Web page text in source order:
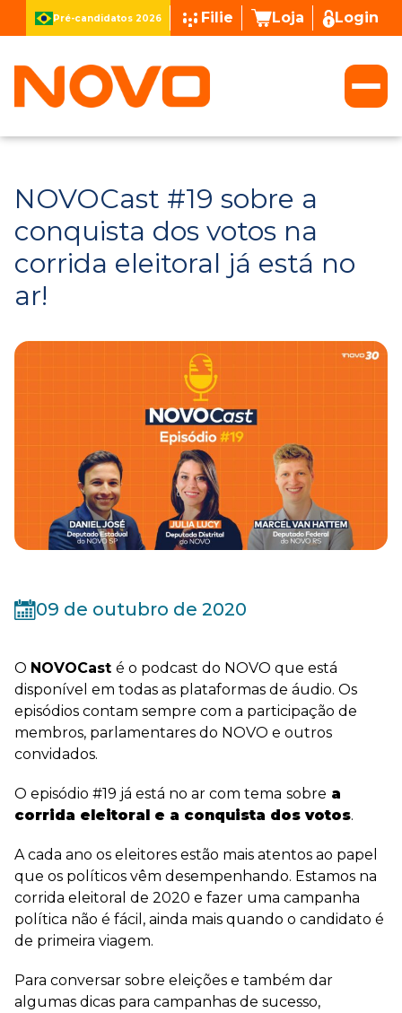
Pré-candidatos 2026 Filie Loja Login
NOVOCast #19 sobre a
conquista dos votos na
corrida eleitoral já está no
ar!
09 de outubro de 2020
O NOVOCast é o podcast do NOVO que está
disponível em todas as plataformas de áudio. Os
episódios contam sempre com a participação de
membros, parlamentares do NOVO e outros
convidados.
O episódio #19 já está no ar com tema sobre a
corrida eleitoral e a conquista dos votos.
A cada ano os eleitores estão mais atentos ao papel
que os políticos vêm desempenhando. Estamos na
corrida eleitoral de 2020 e fazer uma campanha
política não é fácil, ainda mais quando o candidato é
de primeira viagem.
Para conversar sobre eleições e também dar
algumas dicas para campanhas de sucesso,